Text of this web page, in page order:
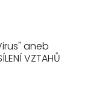
aneb
VZTAHŮ